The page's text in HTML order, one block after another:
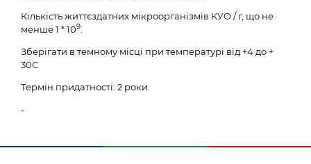
Кількість життєздатних мікроорганізмів КУО / г, що не
менше 1 * 109
Зберігати в темному місці при температурі від +4 до +
30С
Термін придатності: 2 роки.
-